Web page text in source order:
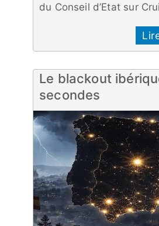
du Conseil d’Etat sur
Le blackout
secondes